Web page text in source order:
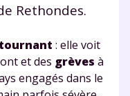
Rethondes.
: elle voit
et des grèves à
engagés dans le
données
vous pouvez